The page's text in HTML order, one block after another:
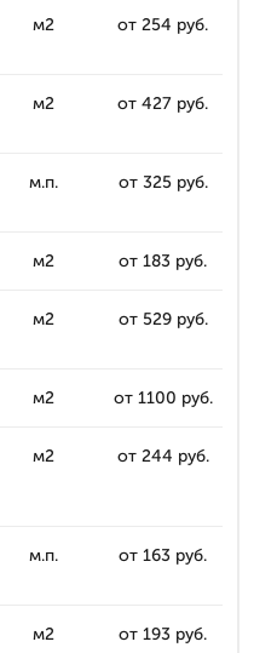
м2 от 254 руб.
м2 от 427 руб.
м.п. от 325 руб.
м2 от 183 руб.
м2 от 529 руб.
м2 от 1100 руб.
м2 от 244 руб.
м.п. от 163 руб.
м2 от 193 руб.